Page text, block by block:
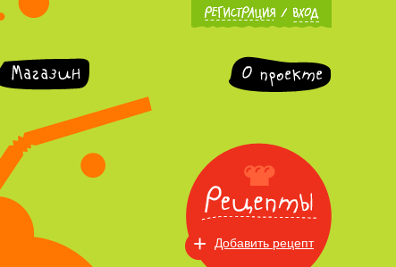
+ Добавить рецепт